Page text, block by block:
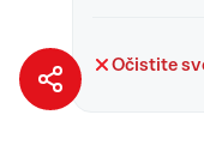
Očistite